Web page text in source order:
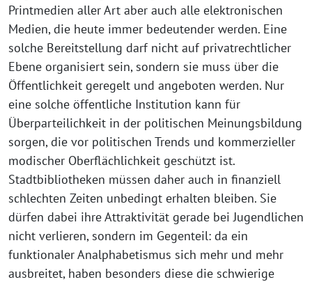
Printmedien aller Art aber auch alle elektronischen
Medien, die heute immer bedeutender werden. Eine
solche Bereitstellung darf nicht auf privatrechtlicher
Ebene organisiert sein, sondern sie muss über die
Öffentlichkeit geregelt und angeboten werden. Nur
eine solche öffentliche Institution kann für
Überparteilichkeit in der politischen Meinungsbildung
sorgen, die vor politischen Trends und kommerzieller
modischer Oberflächlichkeit geschützt ist.
Stadtbibliotheken müssen daher auch in finanziell
schlechten Zeiten unbedingt erhalten bleiben. Sie
dürfen dabei ihre Attraktivität gerade bei Jugendlichen
nicht verlieren, sondern im Gegenteil: da ein
funktionaler Analphabetismus sich mehr und mehr
ausbreitet, haben besonders diese die schwierige